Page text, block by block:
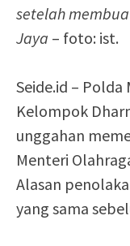
setelah
Jaya – foto: ist.
Seide.id –
Kelompok
unggahan
Menteri
Alasan
yang sama